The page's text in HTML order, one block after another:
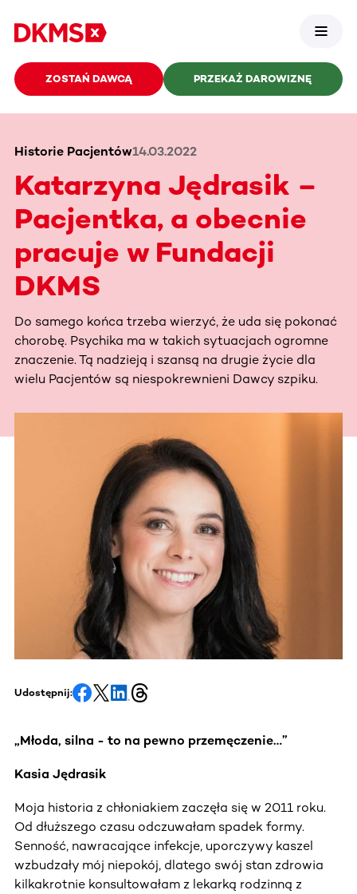
ZOSTAŃ DAWCĄ PRZEKAŻ DAROWIZNĘ
Historie Pacjentów14.03.2022
Katarzyna Jędrasik –
Pacjentka, a obecnie
pracuje w Fundacji
DKMS
Do samego końca trzeba wierzyć, że uda się pokonać
chorobę. Psychika ma w takich sytuacjach ogromne
znaczenie. Tą nadzieją i szansą na drugie życie dla
wielu Pacjentów są niespokrewnieni Dawcy szpiku.
Udostępnij:
„Młoda, silna - to na pewno przemęczenie…”
Kasia Jędrasik
Moja historia z chłoniakiem zaczęła się w 2011 roku.
Od dłuższego czasu odczuwałam spadek formy.
Senność, nawracające infekcje, uporczywy kaszel
wzbudzały mój niepokój, dlatego swój stan zdrowia
kilkakrotnie konsultowałam z lekarką rodzinną z